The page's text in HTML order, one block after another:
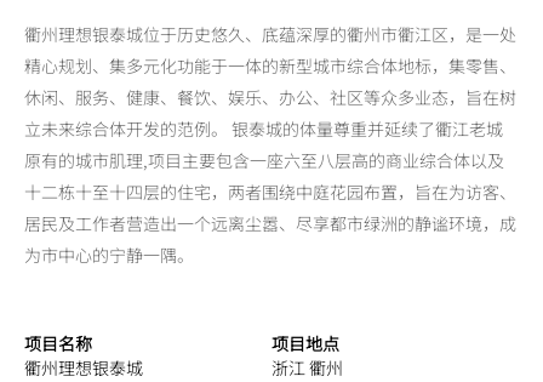
衢州理想银泰城位于历史悠久、底蕴深厚的衢州市衢江区，是一处
精心规划、集多元化功能于一体的新型城市综合体地标，集零售、
休闲、服务、健康、餐饮、娱乐、办公、社区等众多业态，旨在树
立未来综合体开发的范例。 银泰城的体量尊重并延续了衢江老城
原有的城市肌理,项目主要包含一座六至八层高的商业综合体以及
十二栋十至十四层的住宅，两者围绕中庭花园布置，旨在为访客、
居民及工作者营造出一个远离尘嚣、尽享都市绿洲的静谧环境，成
为市中心的宁静一隅。
项目名称
衢州理想银泰城
项目地点
浙江 衢州